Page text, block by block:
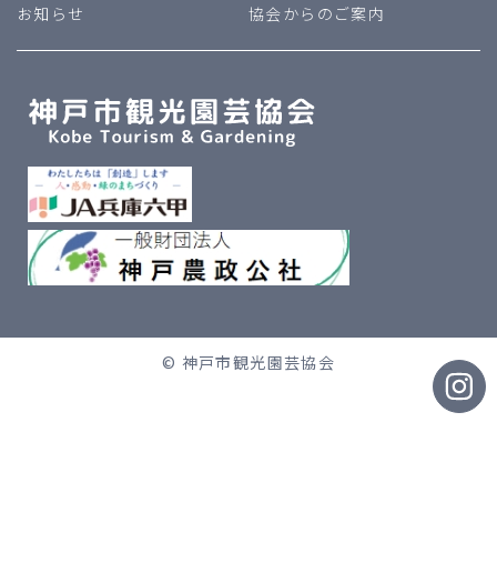
お知らせ
協会からのご案内
© 神戸市観光園芸協会